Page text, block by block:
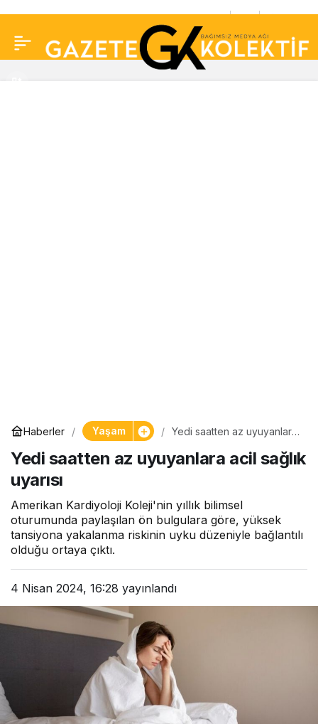
Haberler Yaşam
Yedi saatten az uyuyanlara
Yedi saatten az uyuyanlara acil sağlık
uyarısı
Amerikan Kardiyoloji Koleji'nin yıllık bilimsel
oturumunda paylaşılan ön bulgulara göre, yüksek
tansiyona yakalanma riskinin uyku düzeniyle bağlantılı
olduğu ortaya çıktı.
4 Nisan 2024, 16:28 yayınlandı
Batuhan Karacakaya